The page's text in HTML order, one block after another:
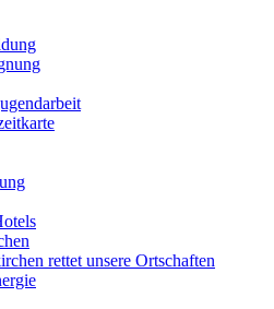
rettet unsere Ortschaften